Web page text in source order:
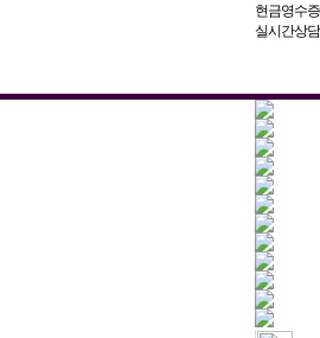
현금영수
실시간상담